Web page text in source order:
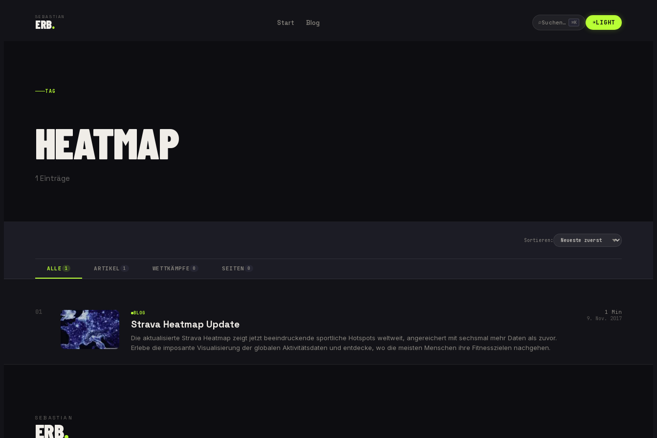
SEBASTIAN
ERB. Start Blog ⌕Suchen… ⌘K ☀LIGHT
TAG
HEATMAP
1 Einträge
Sortieren:
ALLE 1 ARTIKEL 1 WETTKÄMPFE 0 SEITEN 0
01 BLOG
Strava Heatmap Update
Die aktualisierte Strava Heatmap zeigt jetzt beeindruckende sportliche Hotspots weltweit, angereichert mit sechsmal mehr Daten als zuvor.
Erlebe die imposante Visualisierung der globalen Aktivitätsdaten und entdecke, wo die meisten Menschen ihre Fitnesszielen nachgehen.
1 Min
9. Nov. 2017
SEBASTIAN
ERB.